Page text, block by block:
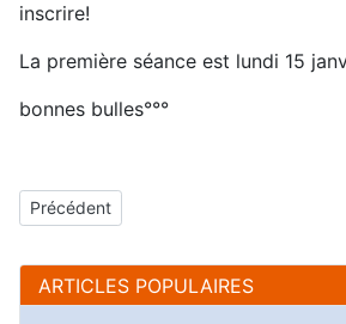
inscrire!
La première séance est lundi 15
bonnes bulles°°°
Article précédent : Quel avenir pour la
Précédent
ARTICLES POPULAIRES